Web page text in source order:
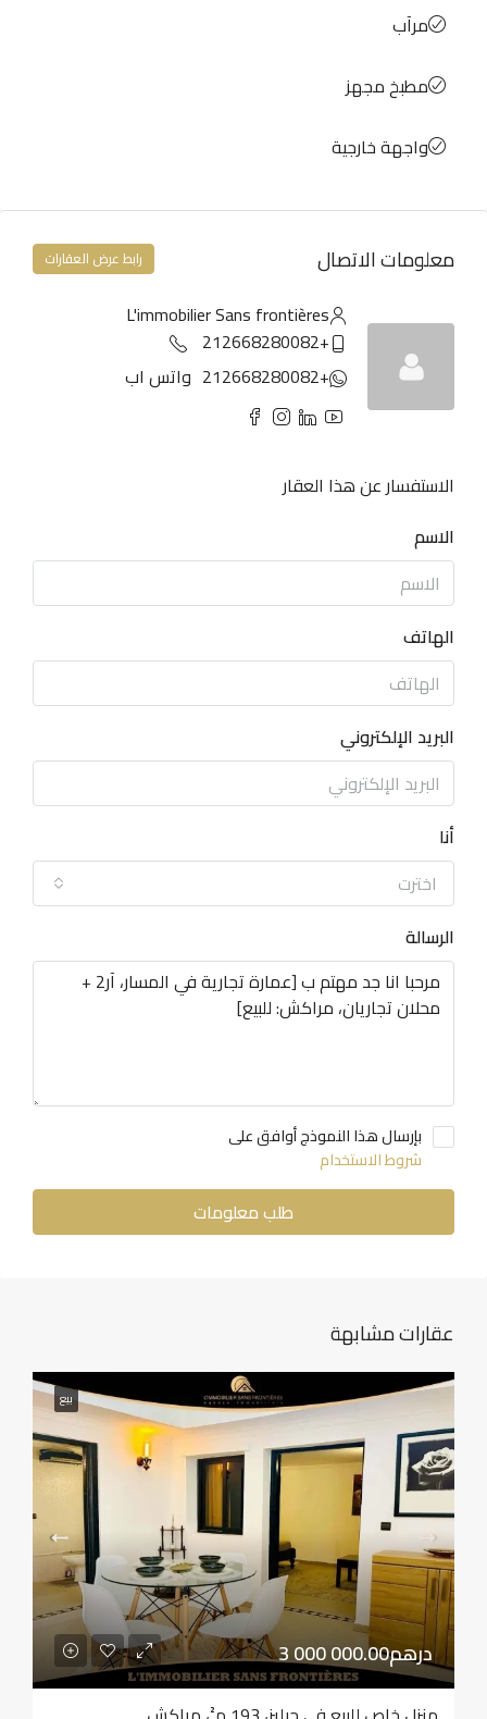
مرآب
مطبخ مجهز
واجهة خارجية
معلومات الاتصال رابط عرض العقارات
L'immobilier Sans frontières
+212668280082
+212668280082
واتس اب
الاستفسار عن هذا العقار
الاسم
الهاتف
البريد الإلكتروني
أنا
اخترت
الرسالة
بإرسال هذا النموذج أوافق على
شروط الاستخدام
طلب معلومات
عقارات مشابهة
بيع
3 000 000.00درهم